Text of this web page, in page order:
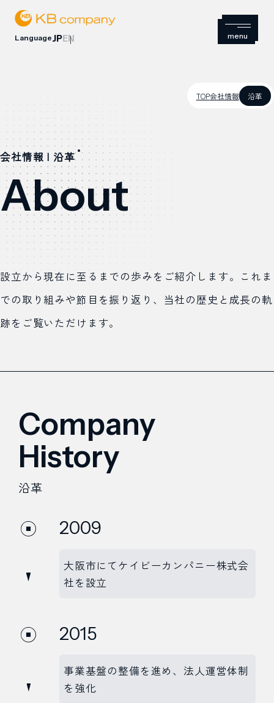
LanguageJPEN
TOP会社情報 沿革
会社情報 | 沿革
About
設立から現在に至るまでの歩みをご紹介します。これま
での取り組みや節目を振り返り、当社の歴史と成長の軌
跡をご覧いただけます。
Company
History
沿革
2009
大阪市にてケイビーカンパニー株式会
社を設立
2015
事業基盤の整備を進め、法人運営体制
を強化